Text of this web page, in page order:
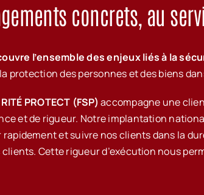
concrets, au
l’ensemble des enjeux liés à la
protection des personnes et des biens
PROTECT (FSP) accompagne une
et de rigueur. Notre implantation
et suivre nos clients dans la
Cette rigueur d’exécution nous